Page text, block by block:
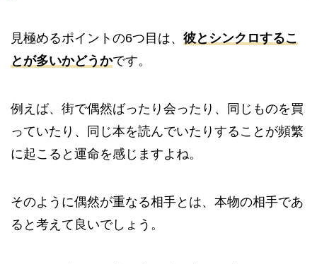
見極めるポイントの6つ目は、 彼とシンクロするこ
とが多いかどうかです。
例えば、街で偶然ばったり会ったり、同じものを買
っていたり、同じ本を読んでいたりすることが頻繁
に起こると運命を感じますよね。
そのように偶然が重なる相手とは、本物の相手であ
ると考えて良いでしょう。